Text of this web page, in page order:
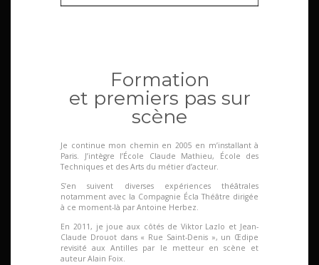
Formation
et premiers pas sur
scène
Je continue mon chemin en 2005 en m’installant à
Paris. J’intègre l’École Claude Mathieu, École des
Techniques et des Arts du métier d’acteur.
S’en suivent diverses expériences théâtrales
notamment avec la Compagnie Écla Théâtre dirigée
à ce moment-là par Antoine Herbez.
En 2011, je joue aux côtés de Viktor Lazlo et Jean-
Claude Drouot dans « Rue Saint-Denis », un Œdipe
revisité aux Antilles par le metteur en scène et
auteur Alain Foix.